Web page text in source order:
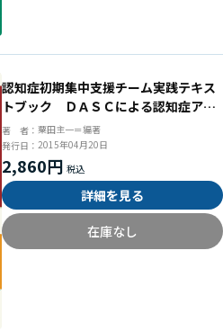
認知症初期集中支援チーム実践テキス
トブック ＤＡＳＣによる認知症アセ
スメントと初期支援
著 者： 粟田主一＝編著
発行日： 2015年04月20日
2,860円
詳細を見る
在庫なし